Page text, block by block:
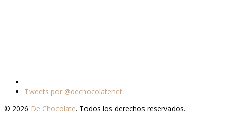
Tweets por @dechocolatenet
© 2026 De Chocolate. Todos los derechos reservados.